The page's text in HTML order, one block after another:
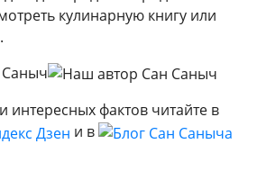
кулинарную книгу или
интересных фактов читайте в
и в